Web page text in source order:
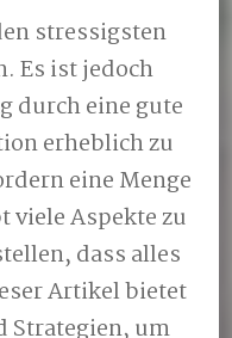
stressigsten
Es ist jedoch
durch eine gute
erheblich zu
eine Menge
viele Aspekte zu
dass alles
Artikel bietet
Strategien, um